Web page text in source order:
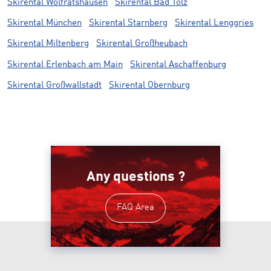
Skirental Wolfratshausen Skirental Bad Tölz
Skirental München Skirental Starnberg Skirental Lenggries
Skirental Miltenberg Skirental Großheubach
Skirental Erlenbach am Main Skirental Aschaffenburg
Skirental Großwallstadt Skirental Obernburg
Any questions ?
FAQ Area